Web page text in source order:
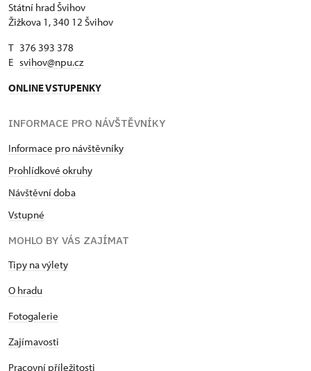
Státní hrad Švihov
Žižkova 1, 340 12 Švihov
T 376 393 378
E svihov@npu.cz
ONLINE VSTUPENKY
INFORMACE PRO NÁVŠTĚVNÍKY
Informace pro návštěvníky
Prohlídkové okruhy
Návštěvní doba
Vstupné
MOHLO BY VÁS ZAJÍMAT
Tipy na výlety
O hradu
Fotogalerie
Zajímavosti
Pracovní příležitosti